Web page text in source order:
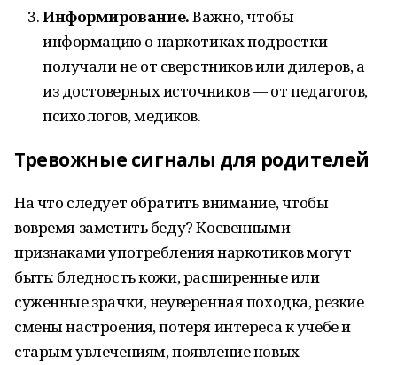
Информирование.Важно, чтобы
информацию о наркотиках подростки
получали не от сверстников или дилеров, а
из достоверных источников — от педагогов,
психологов, медиков.
Тревожные сигналы для родителей
На что следует обратить внимание, чтобы
вовремя заметить беду? Косвенными
признаками употребления наркотиков могут
быть: бледность кожи, расширенные или
суженные зрачки, неуверенная походка, резкие
смены настроения, потеря интереса к учебе и
старым увлечениям, появление новых